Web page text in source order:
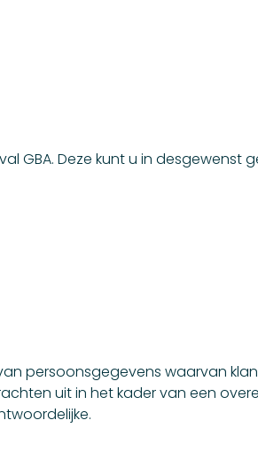
GBA. Deze kunt u in desgewenst
persoonsgegevens waarvan
uit in het kader van een